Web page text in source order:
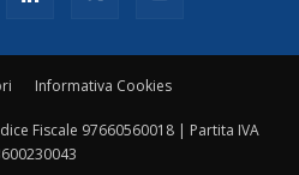
Informativa Cookies
Fiscale 97660560018 | Partita IVA